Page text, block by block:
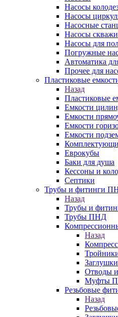
Насосы
Насосы
Насосные
Насосы
Насосы для
Погружные
Автоматика
Прочее для
Пластиковые
Назад
Пластиковые
Емкости
Емкости
Емкости
Емкости
Еврокубы
Баки для душа
Кессоны и
Септики
Трубы и фитинги
Назад
Трубы и
Трубы ПНД
Назад
Отводы
Муфты
Резьбовые
Назад